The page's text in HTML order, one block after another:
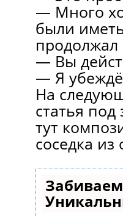
— Много
были
— Вы
— Я
На
статья
тут
соседка